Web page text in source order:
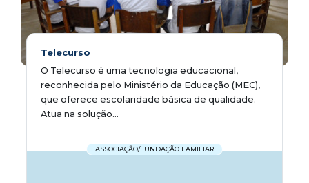
Telecurso
O Telecurso é uma tecnologia educacional,
reconhecida pelo Ministério da Educação (MEC),
que oferece escolaridade básica de qualidade.
Atua na solução...
ASSOCIAÇÃO/FUNDAÇÃO FAMILIAR